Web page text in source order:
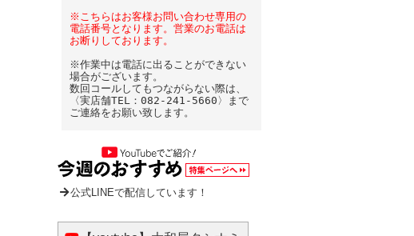
※こちらはお客様お問い合わせ専用の
電話番号となります。営業のお電話は
お断りしております。
※作業中は電話に出ることができない
場合がございます。
数回コールしてもつながらない際は、
〈実店舗TEL：082-241-5660〉まで
ご連絡をお願い致します。
公式LINEで配信しています！